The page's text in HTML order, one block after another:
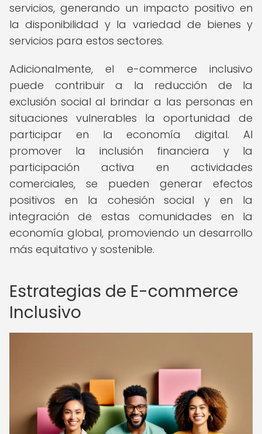
servicios, generando un impacto positivo en
la disponibilidad y la variedad de bienes y
servicios para estos sectores.
Adicionalmente, el e-commerce inclusivo
puede contribuir a la reducción de la
exclusión social al brindar a las personas en
situaciones vulnerables la oportunidad de
participar en la economía digital. Al
promover la inclusión financiera y la
participación activa en actividades
comerciales, se pueden generar efectos
positivos en la cohesión social y en la
integración de estas comunidades en la
economía global, promoviendo un desarrollo
más equitativo y sostenible.
Estrategias de E-commerce
Inclusivo